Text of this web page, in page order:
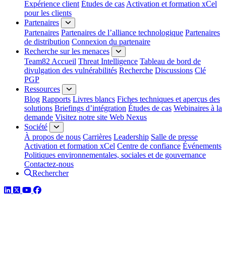
Expérience client Études de cas Activation et formation xCel
pour les clients
Partenaires
Partenaires Partenaires de l’alliance technologique Partenaires
de distribution Connexion du partenaire
Recherche sur les menaces
Team82 Accueil Threat Intelligence Tableau de bord de
divulgation des vulnérabilités Recherche Discussions Clé
PGP
Ressources
Blog Rapports Livres blancs Fiches techniques et aperçus des
solutions Briefings d’intégration Études de cas Webinaires à la
demande Visitez notre site Web Nexus
Société
À propos de nous Carrières Leadership Salle de presse
Activation et formation xCel Centre de confiance Événements
Politiques environnementales, sociales et de gouvernance
Contactez-nous
Rechercher
LinkedIn
TwitterYouTube
Facebook